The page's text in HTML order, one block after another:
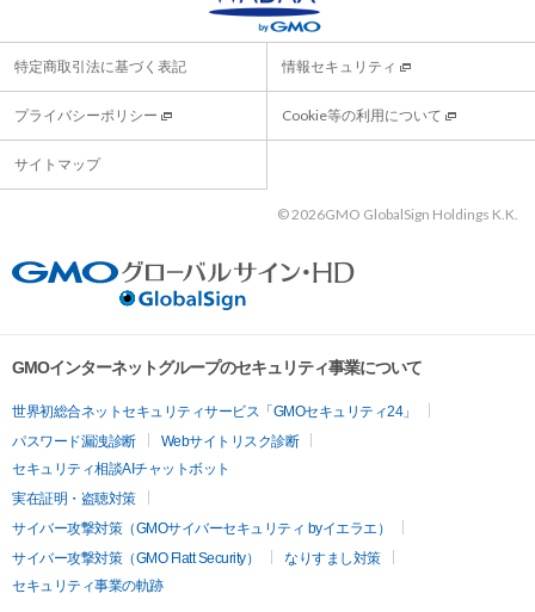
特定商取引法に基づく表記 情報セキュリティ
プライバシーポリシー Cookie等の利用について
サイトマップ
©2026GMO GlobalSign Holdings K.K.
GMOインターネットグループのセキュリティ事業について
世界初総合ネットセキュリティサービス「GMOセキュリティ24」
パスワード漏洩診断
Webサイトリスク診断
セキュリティ相談AIチャットボット
実在証明・盗聴対策
サイバー攻撃対策（GMOサイバーセキュリティ byイエラエ）
サイバー攻撃対策（GMO Flatt Security）
なりすまし対策
セキュリティ事業の軌跡